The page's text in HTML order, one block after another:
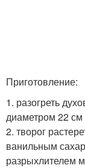
Приготовление:
1. разогреть
диаметром 22
2. творог
ванильным
разрыхлителем